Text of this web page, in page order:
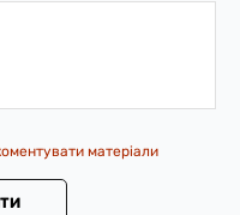
матеріали